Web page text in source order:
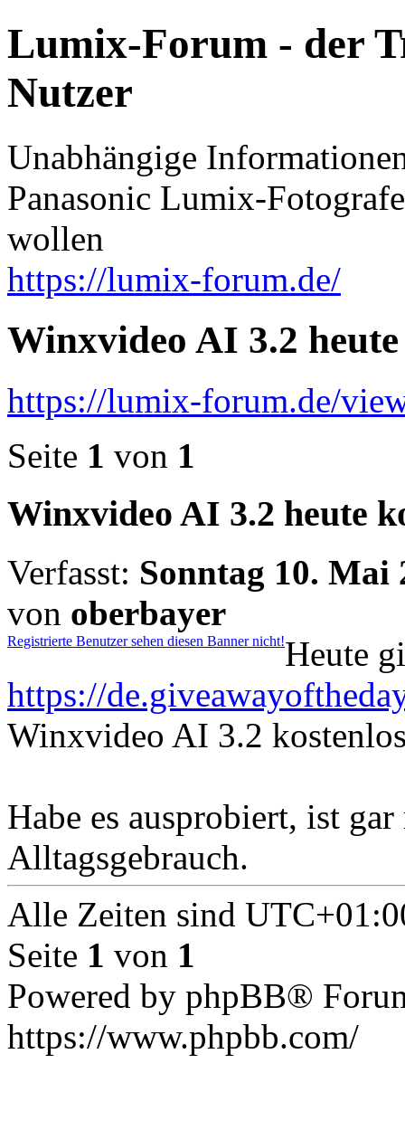
Lumix-Forum - der
Nutzer
Unabhängige
Panasonic Lumix-
wollen
https://lumix-forum.de/
Winxvideo AI 3.2
https://lumix-forum.de/
Seite 1 von 1
Winxvideo AI 3.2 heute
Verfasst: Sonntag 10. Mai
von oberbayer
Registrierte Benutzer sehen diesen Banner nicht!Heute
https://
Winxvideo AI 3.2
Habe es ausprobiert, ist
Alltagsgebrauch.
Alle Zeiten sind
Seite 1 von 1
Powered by phpBB®
https://www.phpbb.com/